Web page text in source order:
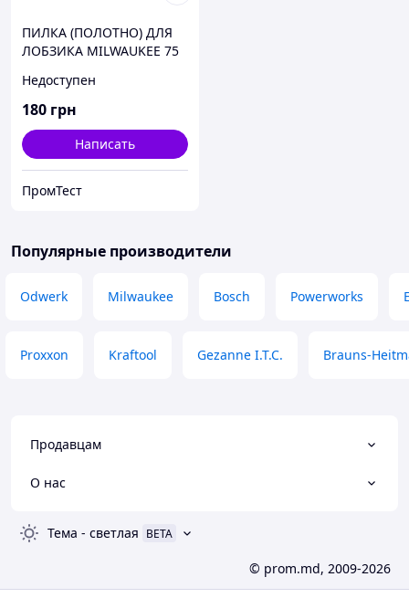
ПИЛКА (ПОЛОТНО) ДЛЯ
ЛОБЗИКА MILWAUKEE 75
(код 4932265312).
Недоступен
180 грн
Написать
ПромТест
Популярные производители
Odwerk Milwaukee Bosch Powerworks
Proxxon Kraftool Gezanne I.T.C. Brauns-
Продавцам
О нас
Тема - светлая BETA
© prom.md, 2009-2026